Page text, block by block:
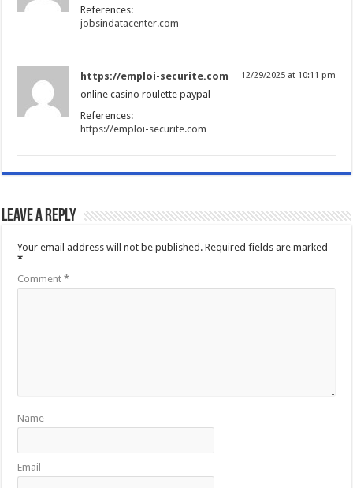
References:
jobsindatacenter.com
https://emploi-securite.com 12/29/2025 at 10:11 pm
online casino roulette paypal
References:
https://emploi-securite.com
Leave a Reply
Your email address will not be published. Required fields are marked
*
Comment*
Name
Email